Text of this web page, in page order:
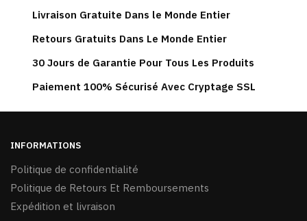
Livraison Gratuite Dans le Monde Entier
Retours Gratuits Dans Le Monde Entier
30 Jours de Garantie Pour Tous Les Produits
Paiement 100% Sécurisé Avec Cryptage SSL
INFORMATIONS
Politique de confidentialité
Politique de Retours Et Remboursements
Expédition et livraison